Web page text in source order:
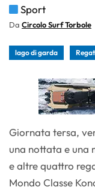
Sport
Da Circolo Surf Torbole
lago di garda
Giornata tersa,
una nottata e una
e altre quattro
Mondo Classe